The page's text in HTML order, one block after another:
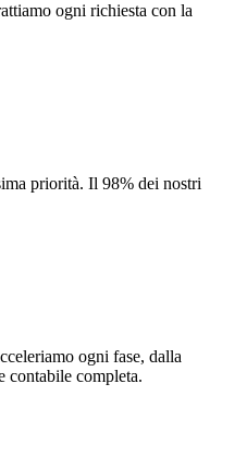
ogni richiesta con la
priorità. Il 98% dei nostri
ogni fase, dalla
contabile completa.